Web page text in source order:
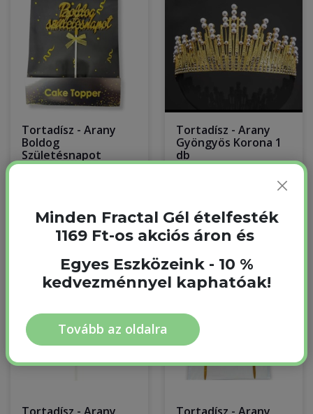
Tortadísz - Arany
Boldog
Születésnapot
Beszúró 1 db
1 520 Ft
Tortadísz - Arany
Gyöngyös Korona 1
db
Minden Fractal Gél ételfesték
1169 Ft-os akciós áron és
Egyes Eszközeink - 10 %
kedvezménnyel kaphatóak!
Tovább az oldalra